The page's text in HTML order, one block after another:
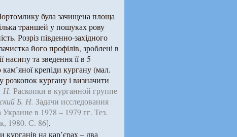
була зачищена площа
траншей у пошуках рову
Розріз південно-західного
його профілів, зроблені в
насипу та зведення її в 5
крепіди кургану (мал.
кургану і визначити
Н. Раскопки в курганной группе
Б. Н. Задачи исследования
в 1978 – 1979 гг. Тез.
1980. С. 86].
на кар’єрах – два